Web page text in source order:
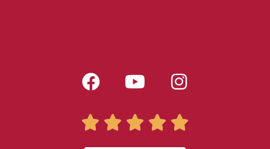
    